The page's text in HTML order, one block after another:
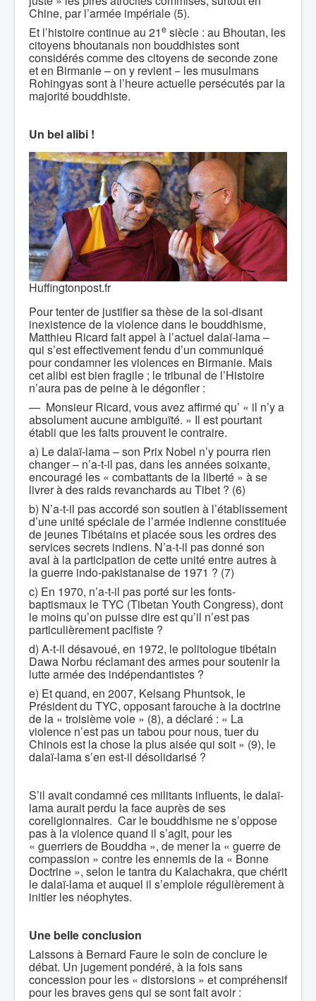
Chine, par l’armée impériale (5).
Et l’histoire continue au 21e siècle : au Bhoutan, les
citoyens bhoutanais non bouddhistes sont
considérés comme des citoyens de seconde zone
et en Birmanie – on y revient − les musulmans
Rohingyas sont à l’heure actuelle persécutés par la
majorité bouddhiste.
Un bel alibi !
Huffingtonpost.fr
Pour tenter de justifier sa thèse de la soi-disant
inexistence de la violence dans le bouddhisme,
Matthieu Ricard fait appel à l’actuel dalaï-lama –
qui s’est effectivement fendu d’un communiqué
pour condamner les violences en Birmanie. Mais
cet alibi est bien fragile ; le tribunal de l’Histoire
n’aura pas de peine à le dégonfler :
— Monsieur Ricard, vous avez affirmé qu’ « il n’y a
absolument aucune ambiguïté. » Il est pourtant
établi que les faits prouvent le contraire.
a) Le dalaï-lama – son Prix Nobel n’y pourra rien
changer – n’a-t-il pas, dans les années soixante,
encouragé les « combattants de la liberté » à se
livrer à des raids revanchards au Tibet ? (6)
b) N’a-t-il pas accordé son soutien à l’établissement
d’une unité spéciale de l’armée indienne constituée
de jeunes Tibétains et placée sous les ordres des
services secrets indiens. N’a-t-il pas donné son
aval à la participation de cette unité entre autres à
la guerre indo-pakistanaise de 1971 ? (7)
c) En 1970, n’a-t-il pas porté sur les fonts-
baptismaux le TYC (Tibetan Youth Congress), dont
le moins qu’on puisse dire est qu’il n’est pas
particulièrement pacifiste ?
d) A-t-il désavoué, en 1972, le politologue tibétain
Dawa Norbu réclamant des armes pour soutenir la
lutte armée des indépendantistes ?
e) Et quand, en 2007, Kelsang Phuntsok, le
Président du TYC, opposant farouche à la doctrine
de la « troisième voie » (8), a déclaré : « La
violence n’est pas un tabou pour nous, tuer du
Chinois est la chose la plus aisée qui soit » (9), le
dalaï-lama s’en est-il désolidarisé ?
S’il avait condamné ces militants influents, le dalaï-
lama aurait perdu la face auprès de ses
coreligionnaires. Car le bouddhisme ne s’oppose
pas à la violence quand il s’agit, pour les
« guerriers de Bouddha », de mener la « guerre de
compassion » contre les ennemis de la « Bonne
Doctrine », selon le tantra du Kalachakra, que chérit
le dalaï-lama et auquel il s’emploie régulièrement à
initier les néophytes.
Une belle conclusion
Laissons à Bernard Faure le soin de conclure le
débat. Un jugement pondéré, à la fois sans
concession pour les « distorsions » et compréhensif
pour les braves gens qui se sont fait avoir :